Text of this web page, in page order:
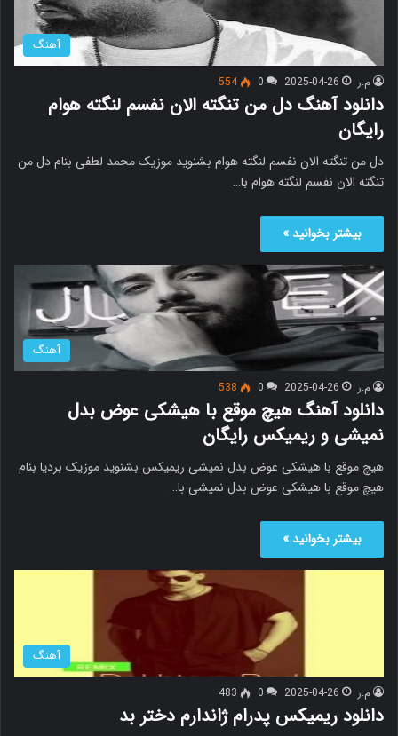
آهنگ
م.ر 2025-04-26
0
554
دانلود آهنگ دل من تنگته الان نفسم لنگته هوام
رایگان
دل من تنگته الان نفسم لنگته هوام بشنوید موزیک محمد لطفی بنام دل من
تنگته الان نفسم لنگته هوام با…
بیشتر بخوانید »
آهنگ
م.ر 2025-04-26
0
538
دانلود آهنگ هیچ موقع با هیشکی عوض بدل
نمیشی و ریمیکس رایگان
هیچ موقع با هیشکی عوض بدل نمیشی ریمیکس بشنوید موزیک بردیا بنام
هیچ موقع با هیشکی عوض بدل نمیشی با…
بیشتر بخوانید »
آهنگ
م.ر 2025-04-26
0
483
دانلود ریمیکس پدرام ژاندارم دختر بد